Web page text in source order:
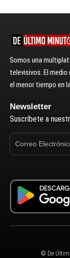
Somos una
televisivos. El
el menor tiempo en
Newsletter
Suscríbete a
© De